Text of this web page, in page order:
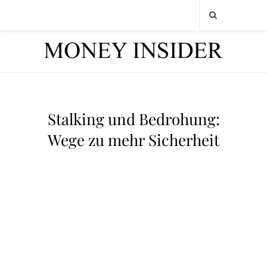
Stalking und Bedrohung:
Wege zu mehr Sicherheit